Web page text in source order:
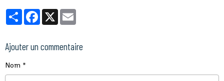
PartagerFacebook
X
Ajouter un commentaire
Nom